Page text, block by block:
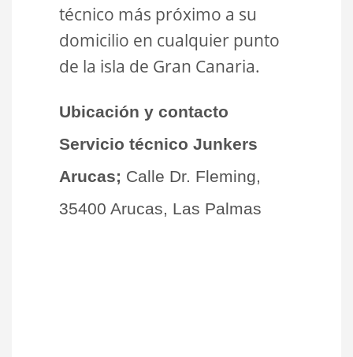
técnico más próximo a su
domicilio en cualquier punto
de la isla de Gran Canaria.
Ubicación y contacto
Servicio técnico Junkers
Arucas; Calle Dr. Fleming,
35400 Arucas, Las Palmas